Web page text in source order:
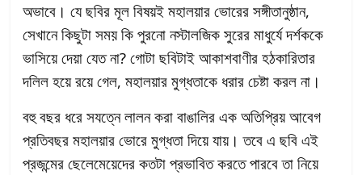
অভাবে। যে ছবির মূল বিষয়ই মহালয়ার ভোরের সঙ্গীতানুষ্ঠান,
সেখানে কিছুটা সময় কি পুরনো নস্টালজিক সুরের মাধুর্যে দর্শককে
ভাসিয়ে দেয়া যেত না? গোটা ছবিটাই আকাশবাণীর হঠকারিতার
দলিল হয়ে রয়ে গেল, মহালয়ার মুগ্ধতাকে ধরার চেষ্টা করল না।
বহু বছর ধরে সযত্নে লালন করা বাঙালির এক অতিপ্রিয় আবেগ
প্রতিবছর মহালয়ার ভোরে মুগ্ধতা দিয়ে যায়। তবে এ ছবি এই
প্রজন্মের ছেলেমেয়েদের কতটা প্রভাবিত করতে পারবে তা নিয়ে